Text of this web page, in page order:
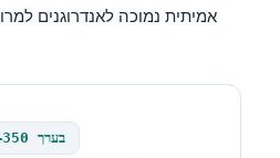
אמיתית נמוכה לאנדרוגנים
בערך 350–1,000 ננוגרם/דציליטר